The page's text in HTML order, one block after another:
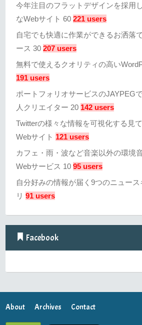
今年注目のフラットデザインを採用
なWebサイト 60 221 users
自宅でも快適に作業ができるお洒落
ース 30 207 users
無料で使えるクオリティの高い
191 users
ポートフォリオサービスのJAYPEG
人クリエイター 20 142 users
Twitterの様々な情報を可視化する見
Webサイト 121 users
カフェ・雨・波など音楽以外の環境
Webサービス 10 95 users
自分好みの情報が届く9つのニュー
リ 91 users
Facebook
About Archives Contact